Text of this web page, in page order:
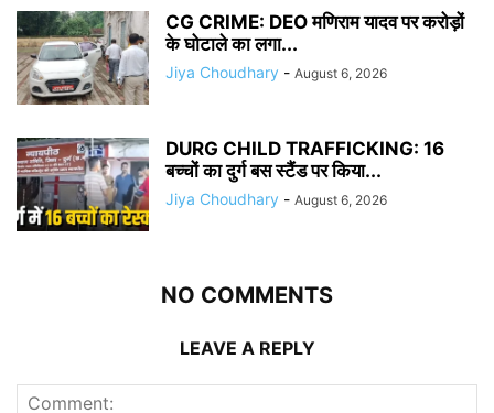
CG CRIME: DEO मणिराम यादव पर करोड़ों
के घोटाले का लगा...
Jiya Choudhary - August 6, 2026
DURG CHILD TRAFFICKING: 16
बच्चों का दुर्ग बस स्टैंड पर किया...
Jiya Choudhary - August 6, 2026
NO COMMENTS
LEAVE A REPLY